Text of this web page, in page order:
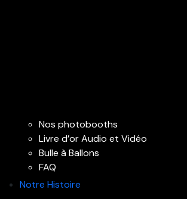
Nos photobooths
Livre d’or Audio et Vidéo
Bulle à Ballons
FAQ
Notre Histoire